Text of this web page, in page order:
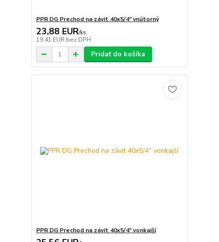
PPR DG Prechod na závit 40x5/4" vnútorný
23,88 EUR/ks
19,41 EUR bez DPH
Pridať do košíka
PPR DG Prechod na závit 40x5/4" vonkajší